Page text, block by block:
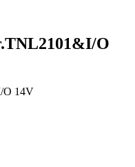
O
O 14V